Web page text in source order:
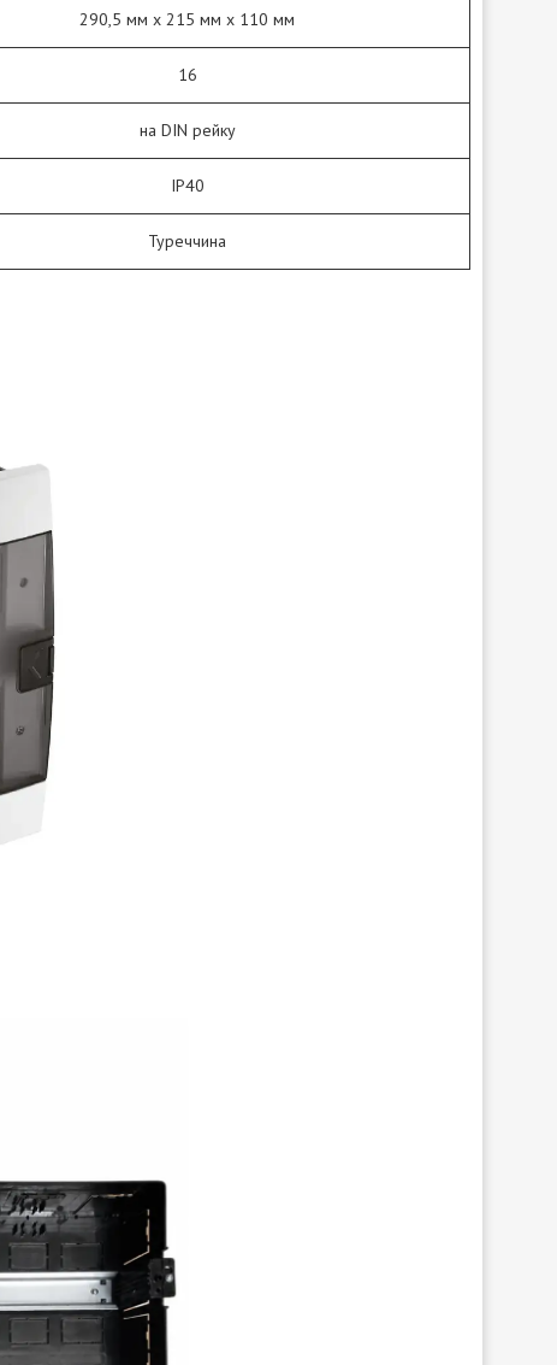
290,5 мм x 215 мм x 110 мм
16
на DIN рейку
IP40
Туреччина